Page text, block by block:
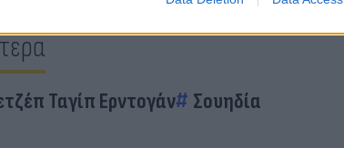
Ταγίπ Ερντογάν Σουηδία